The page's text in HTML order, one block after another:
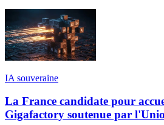
IA souveraine
La France candidate pour
Gigafactory soutenue par